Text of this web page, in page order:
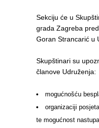
Sekciju će u
grada Zagreba
Goran Strancarić u
Skupštinari su
članove Udruženja:
mogućnošću
organizaciji
te mogućnost